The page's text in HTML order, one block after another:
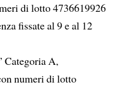
di lotto 4736619926
fissate al 9 e al 12
Categoria A,
numeri di lotto